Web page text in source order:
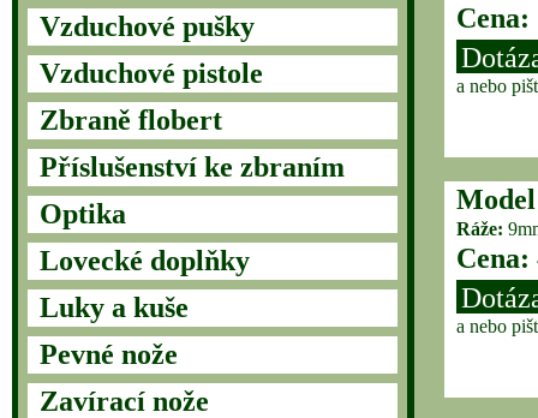
Vzduchové pušky
Vzduchové pistole
Zbraně flobert
Příslušenství ke zbraním
Optika
Lovecké doplňky
Luky a kuše
Pevné nože
Zavírací nože
Cena:
a nebo
Ráže:
Cena:
a nebo